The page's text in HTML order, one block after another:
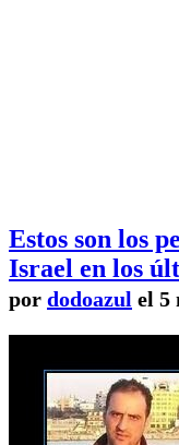
Estos son los
Israel en los
por dodoazul el 5